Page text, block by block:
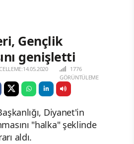
Gençlik
genişletti
1776
GÖRÜNTÜLEME
Diyanet'in
"halka" şeklinde
aldı.